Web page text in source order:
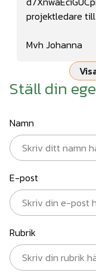
projektledare
Mvh Johanna
Ställ din
Namn
E-post
Rubrik